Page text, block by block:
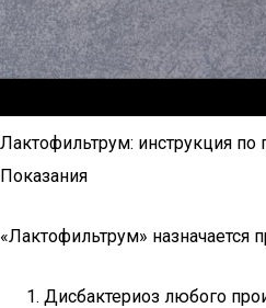
Лактофильтрум: инструкция
Показания
«Лактофильтрум» назначается
Дисбактериоз любого